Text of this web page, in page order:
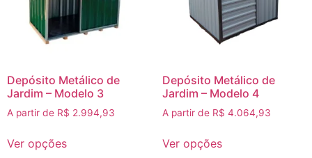
Depósito Metálico de
Jardim – Modelo 3
A partir de R$ 2.994,93
Ver opções
Depósito Metálico de
Jardim – Modelo 4
A partir de R$ 4.064,93
Ver opções